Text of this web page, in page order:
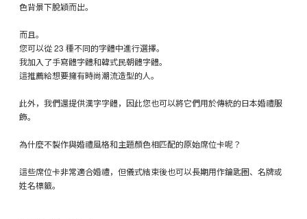
色背景下脫穎而出。
而且。
您可以從 23 種不同的字體中進行選擇。
我加入了手寫體字體和韓式民朝體字體。
這推薦給想要擁有時尚潮流造型的人。
此外，我們還提供漢字字體，因此您也可以將它們用於傳統的日本婚禮服
飾。
為什麼不製作與婚禮風格和主題顏色相匹配的原始席位卡呢？
這些席位卡非常適合婚禮，但儀式結束後也可以長期用作鑰匙圈、名牌或
姓名標籤。